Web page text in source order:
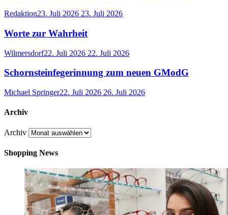
Redaktion23. Juli 2026 23. Juli 2026
Worte zur Wahrheit
Wilmersdorf22. Juli 2026 22. Juli 2026
Schornsteinfegerinnung zum neuen GModG
Michael Springer22. Juli 2026 26. Juli 2026
Archiv
Archiv
Shopping News